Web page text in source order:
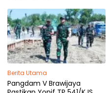
Berita Utama
Pangdam V Brawijaya